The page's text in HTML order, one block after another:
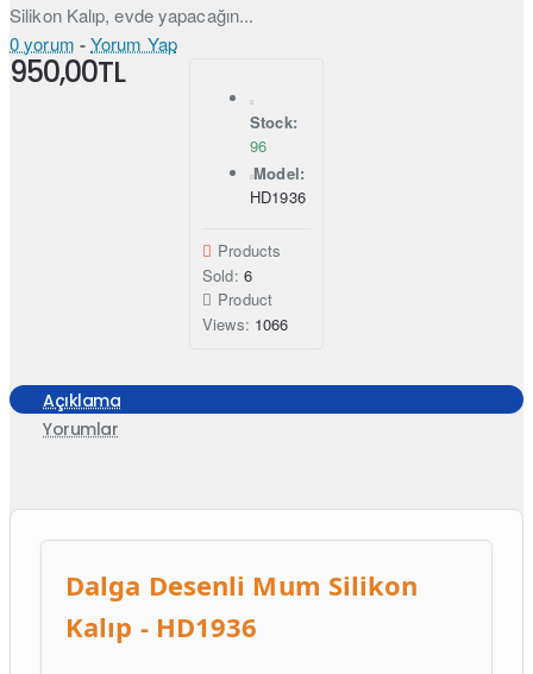
Silikon Kalıp, evde yapacağın...
0 yorum -Yorum Yap
950,00TL
Stock:
96
Model:
HD1936
Products
Sold: 6
Product
Views: 1066
Açıklama
Yorumlar
Dalga Desenli Mum Silikon
Kalıp - HD1936